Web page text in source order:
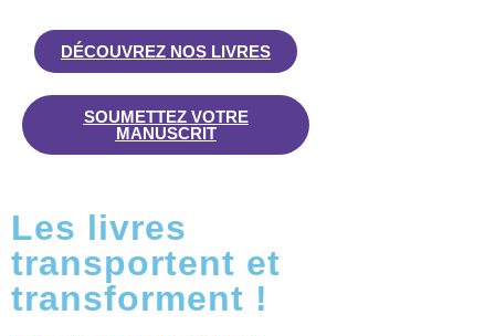
DÉCOUVREZ NOS LIVRES
SOUMETTEZ VOTRE
MANUSCRIT
Les livres
transportent et
transforment !